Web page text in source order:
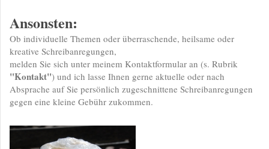
Ansonsten:
Ob individuelle Themen oder überraschende, heilsame oder
kreative Schreibanregungen,
melden Sie sich unter meinem Kontaktformular an (s. Rubrik
"Kontakt") und ich lasse Ihnen gerne aktuelle oder nach
Absprache auf Sie persönlich zugeschnittene Schreibanregungen
gegen eine kleine Gebühr zukommen.